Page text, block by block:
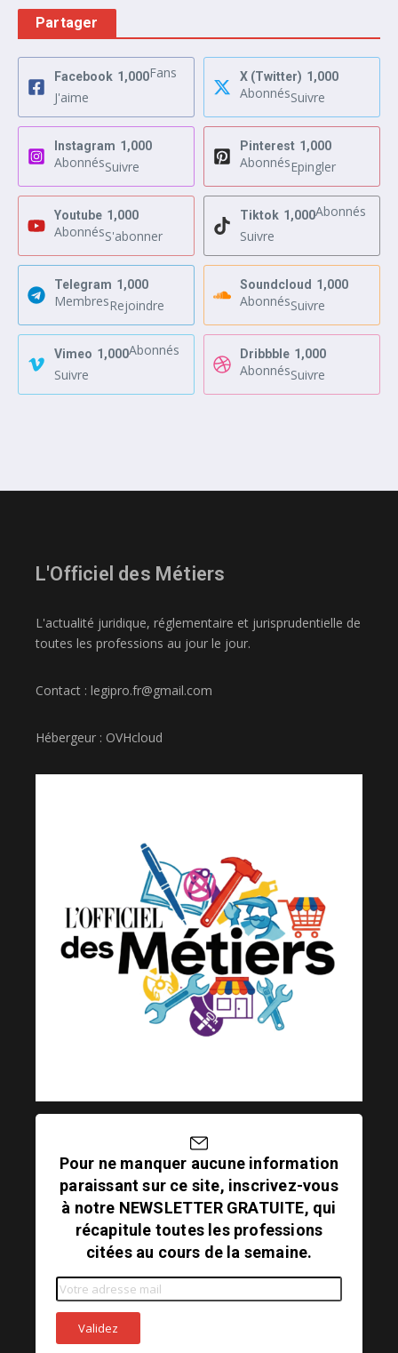
Partager
Facebook 1,000Fans
J'aime
X (Twitter) 1,000
AbonnésSuivre
Instagram 1,000
AbonnésSuivre
Pinterest 1,000
AbonnésEpingler
Youtube 1,000
AbonnésS'abonner
Tiktok 1,000Abonnés
Suivre
Telegram 1,000
MembresRejoindre
Soundcloud 1,000
AbonnésSuivre
Vimeo 1,000Abonnés
Suivre
Dribbble 1,000
AbonnésSuivre
L'Officiel des Métiers
L'actualité juridique, réglementaire et jurisprudentielle de
toutes les professions au jour le jour.
Contact : legipro.fr@gmail.com
Hébergeur : OVHcloud
Pour ne manquer aucune information
paraissant sur ce site, inscrivez-vous
à notre NEWSLETTER GRATUITE, qui
récapitule toutes les professions
citées au cours de la semaine.